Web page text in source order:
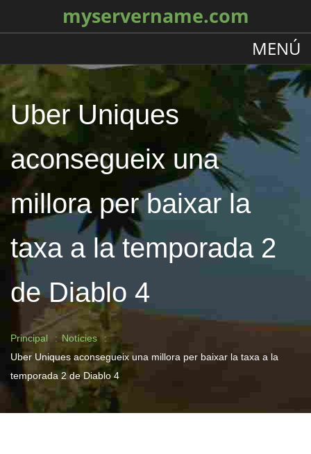
myservername.com
MENÚ
Uber Uniques
aconsegueix una
millora per baixar la
taxa a la temporada 2
de Diablo 4
Principal
Notícies
Uber Uniques aconsegueix una millora per baixar la taxa a la
temporada 2 de Diablo 4